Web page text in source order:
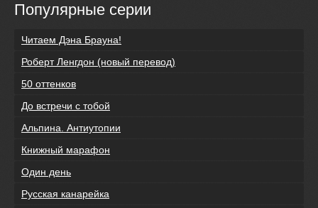
Популярные серии
Читаем Дэна Брауна!
Роберт Ленгдон (новый перевод)
50 оттенков
До встречи с тобой
Альпина. Антиутопии
Книжный марафон
Один день
Русская канарейка